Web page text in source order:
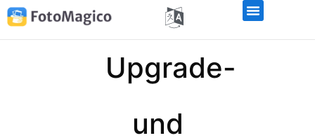
Upgrade-
und